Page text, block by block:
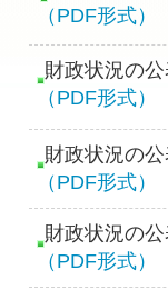
（PDF形式）
財政状況の公
（PDF形式）
財政状況の公
（PDF形式）
財政状況の公
（PDF形式）